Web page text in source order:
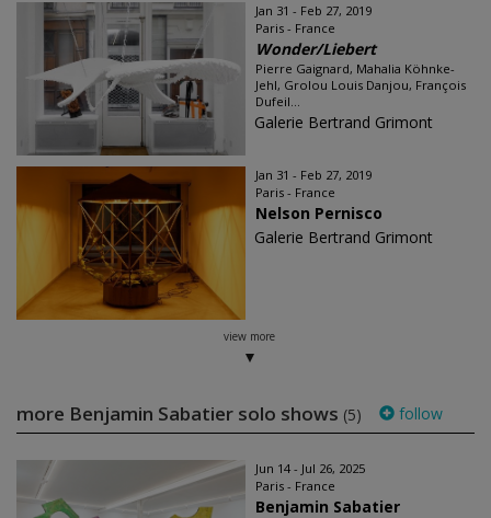
Jan 31 - Feb 27, 2019
Paris - France
Wonder/Liebert
Pierre Gaignard, Mahalia Köhnke-
Jehl, Grolou Louis Danjou, François
Dufeil...
Galerie Bertrand Grimont
Jan 31 - Feb 27, 2019
Paris - France
Nelson Pernisco
Galerie Bertrand Grimont
view more
more Benjamin Sabatier solo shows (5) follow
Jun 14 - Jul 26, 2025
Paris - France
Benjamin Sabatier